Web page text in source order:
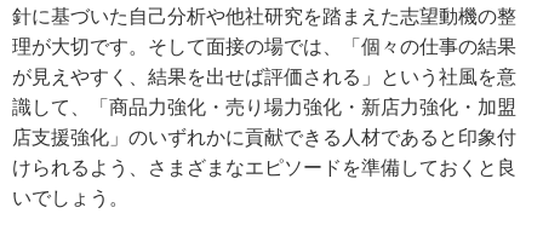
針に基づいた自己分析や他社研究を踏まえた志望動機の整
理が大切です。そして面接の場では、「個々の仕事の結果
が見えやすく、結果を出せば評価される」という社風を意
識して、「商品力強化・売り場力強化・新店力強化・加盟
店支援強化」のいずれかに貢献できる人材であると印象付
けられるよう、さまざまなエピソードを準備しておくと良
いでしょう。